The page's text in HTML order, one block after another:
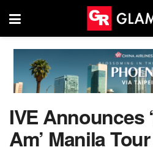
IVE Announces
Am’ Manila